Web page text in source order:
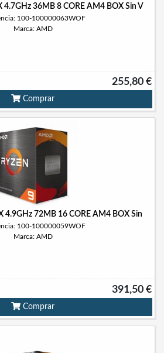
36MB 8 CORE AM4 BOX Sin V
100-100000063WOF
Marca: AMD
255,80 €
Comprar
4.9GHz 72MB 16 CORE AM4 BOX Sin
100-100000059WOF
Marca: AMD
391,50 €
Comprar